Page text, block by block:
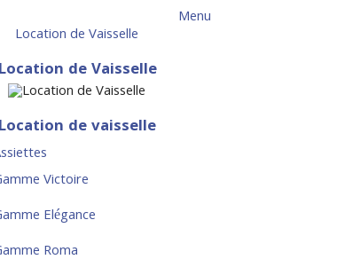
Menu
Location de Vaisselle
Location de Vaisselle
Location de vaisselle
Victoire
Elégance
Roma